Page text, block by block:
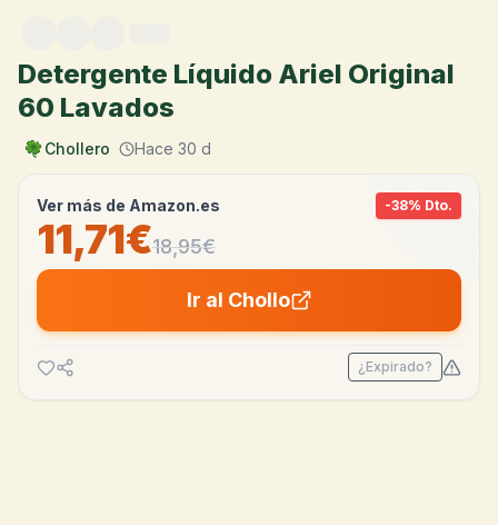
Detergente Líquido Ariel Original
60 Lavados
Chollero Hace 30 d
Ver más de Amazon.es -38% Dto.
11,71€18,95€
Ir al Chollo
¿Expirado?